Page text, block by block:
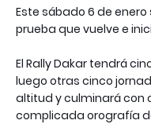
Este sábado 6 de enero
prueba que vuelve e
El Rally Dakar tendrá
luego otras cinco
altitud y culminará con
complicada orografía